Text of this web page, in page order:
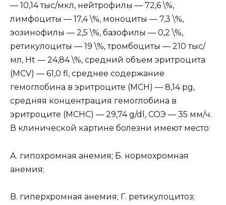
— 10,14 тыс/мкл, нейтрофилы — 72,6 \%,
лимфоциты — 17,4 \%, моноциты — 7,3 \%,
эозинофилы — 2,5 \%, базофилы — 0,2 \%,
ретикулоциты — 19 \%, тромбоциты — 210 тыс/
мл, Ht — 24,84 \%, средний объем эритроцита
(MCV) — 61,0 fl, среднее содержание
гемоглобина в эритроците (MCH) — 8,14 pg,
средняя концентрация гемоглобина в
эритроците (MCHC) — 29,74 g/dl, СОЭ — 35 мм/ч.
В клинической картине болезни имеют место:
A. гипохромная анемия; Б. нормохромная
анемия;
B. гиперхромная анемия; Г. ретикулоцитоз;